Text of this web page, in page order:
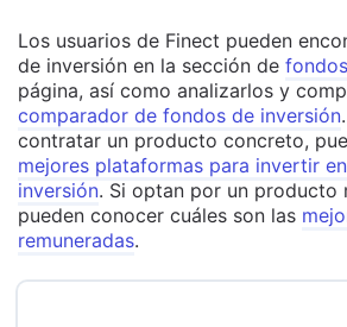
Los usuarios de Finect pueden
de inversión en la sección de
página, así como analizarlos y
comparador de fondos de inversión
contratar un producto concreto,
mejores plataformas para invertir
inversión. Si optan por un producto
pueden conocer cuáles son las
remuneradas.